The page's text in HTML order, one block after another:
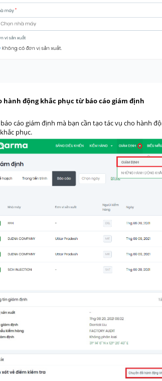
hành động khắc phục từ báo cáo giám định
cáo giám định mà bạn cần tạo tác vụ cho hành
phục.